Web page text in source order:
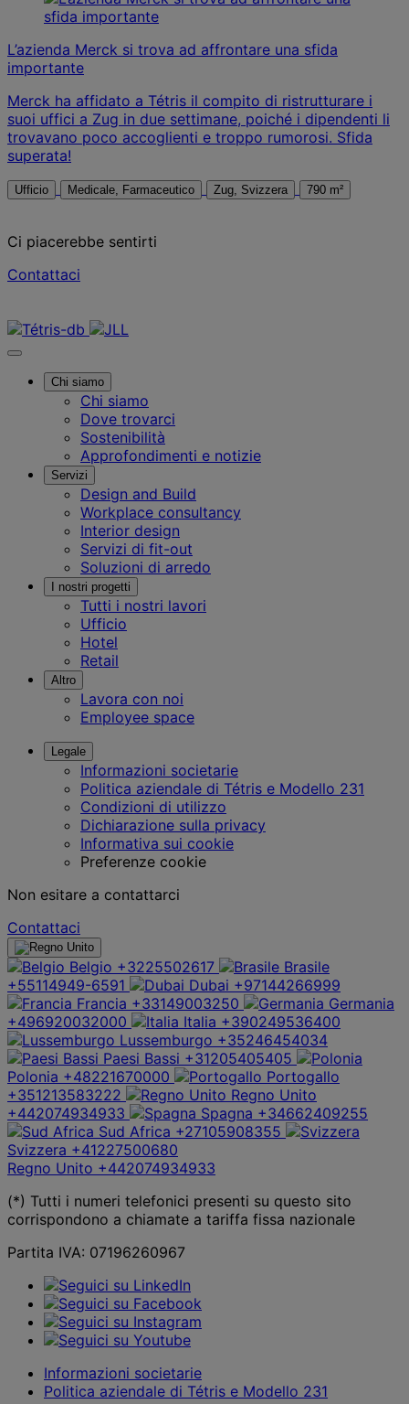
L’azienda Merck si trova ad affrontare una sfida
importante
Merck ha affidato a Tétris il compito di ristrutturare i
suoi uffici a Zug in due settimane, poiché i dipendenti li
trovavano poco accoglienti e troppo rumorosi. Sfida
superata!
Ufficio Medicale, Farmaceutico Zug, Svizzera 790 m²
Ci piacerebbe sentirti
Contattaci
Chi siamo
Chi siamo
Dove trovarci
Sostenibilità
Approfondimenti e notizie
Servizi
Design and Build
Workplace consultancy
Interior design
Servizi di fit-out
Soluzioni di arredo
I nostri progetti
Tutti i nostri lavori
Ufficio
Hotel
Retail
Altro
Lavora con noi
Employee space
Legale
Informazioni societarie
Politica aziendale di Tétris e Modello 231
Condizioni di utilizzo
Dichiarazione sulla privacy
Informativa sui cookie
Preferenze cookie
Non esitare a contattarci
Contattaci
Belgio +3225502617
Brasile
+55114949-6591
Dubai +97144266999
Francia +33149003250
Germania
+496920032000
Italia +390249536400
Lussemburgo +35246454034
Paesi Bassi +31205405405
Polonia +48221670000
Portogallo
+351213583222
Regno Unito
+442074934933
Spagna +34662409255
Sud Africa +27105908355
Svizzera +41227500680
Regno Unito +442074934933
(*) Tutti i numeri telefonici presenti su questo sito
corrispondono a chiamate a tariffa fissa nazionale
Partita IVA: 07196260967
Informazioni societarie
Politica aziendale di Tétris e Modello 231